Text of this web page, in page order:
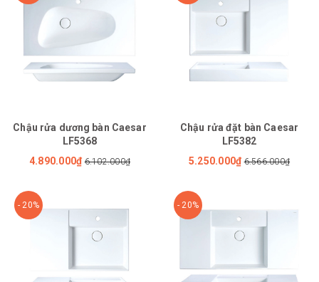
Chậu rửa dương bàn Caesar
LF5368
4.890.000₫ 6.102.000₫
Chậu rửa đặt bàn Caesar
LF5382
5.250.000₫ 6.566.000₫
- 20% - 20%